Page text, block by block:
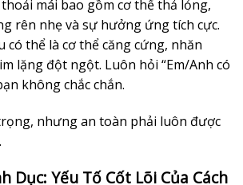
mái bao gồm cơ thể thả lỏng,
rên nhẹ và sự hưởng ứng tích cực.
có thể là cơ thể căng cứng, nhăn
lặng đột ngột. Luôn hỏi “Em/Anh có
không chắc chắn.
nhưng an toàn phải luôn được
Dục: Yếu Tố Cốt Lõi Của Cách